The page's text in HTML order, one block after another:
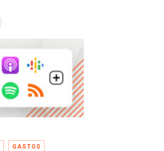
GASTOS